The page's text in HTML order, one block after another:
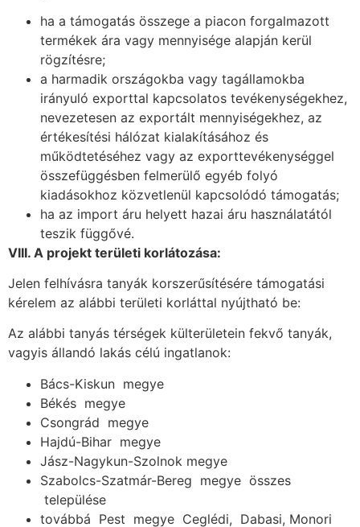
ha a támogatás összege a piacon forgalmazott
termékek ára vagy mennyisége alapján kerül
rögzítésre;
a harmadik országokba vagy tagállamokba
irányuló exporttal kapcsolatos tevékenységekhez,
nevezetesen az exportált mennyiségekhez, az
értékesítési hálózat kialakításához és
működtetéséhez vagy az exporttevékenységgel
összefüggésben felmerülő egyéb folyó
kiadásokhoz közvetlenül kapcsolódó támogatás;
ha az import áru helyett hazai áru használatától
teszik függővé.
VIII. A projekt területi korlátozása:
Jelen felhívásra tanyák korszerűsítésére támogatási
kérelem az alábbi területi korláttal nyújtható be:
Az alábbi tanyás térségek külterületein fekvő tanyák,
vagyis állandó lakás célú ingatlanok:
Bács-Kiskun megye
Békés megye
Csongrád megye
Hajdú-Bihar megye
Jász-Nagykun-Szolnok megye
Szabolcs-Szatmár-Bereg megye összes
települése
továbbá Pest megye Ceglédi, Dabasi, Monori